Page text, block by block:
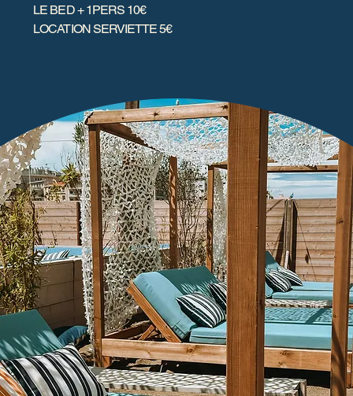
LE BED + 1PERS 10€
LOCATION SERVIETTE 5€